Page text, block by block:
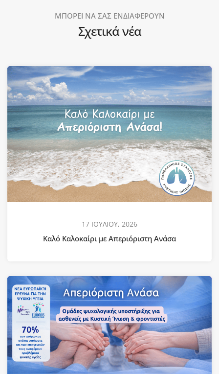
ΜΠΟΡΕΙ ΝΑ ΣΑΣ ΕΝΔΙΑΦΕΡΟΥΝ
Σχετικά νέα
17 ΙΟΥΛΙΟΥ, 2026
Καλό Καλοκαίρι με Απεριόριστη Ανάσα